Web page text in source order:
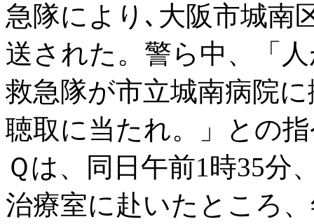
急隊により､大阪市城南
送された。警ら中、「
救急隊が市立城南病院
聴取に当たれ。」との
Ｑは、同日午前1時35分
治療室に赴いたところ